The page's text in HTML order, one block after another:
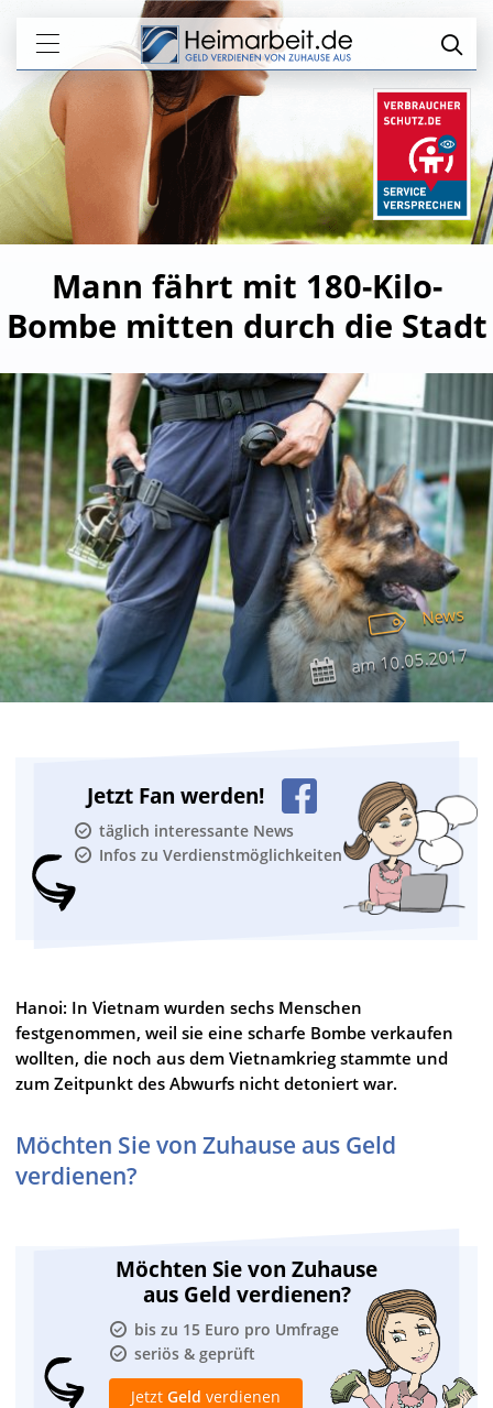
Mann fährt mit 180-Kilo-
Bombe mitten durch die Stadt
News
am10.05.2017
Jetzt Fan werden!
täglich interessante News
Infos zu Verdienstmöglichkeiten
Hanoi: In Vietnam wurden sechs Menschen
festgenommen, weil sie eine scharfe Bombe verkaufen
wollten, die noch aus dem Vietnamkrieg stammte und
zum Zeitpunkt des Abwurfs nicht detoniert war.
Möchten Sie von Zuhause aus Geld
verdienen?
Möchten Sie von Zuhause
aus Geld verdienen?
bis zu 15 Euro pro Umfrage
seriös & geprüft
Jetzt Geld verdienen